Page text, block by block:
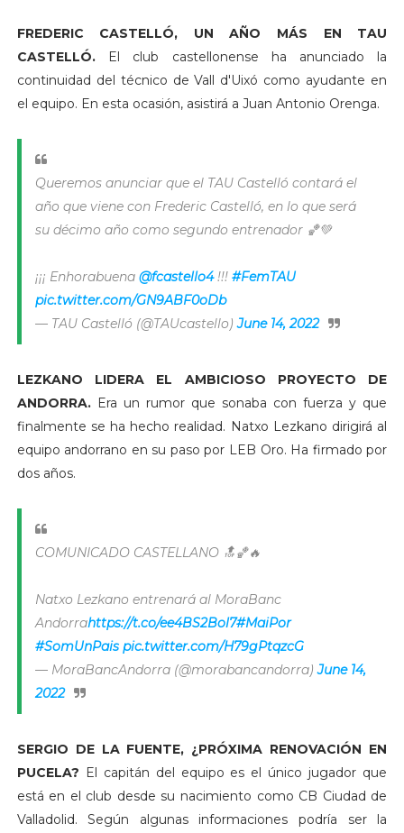
FREDERIC CASTELLÓ, UN AÑO MÁS EN TAU
CASTELLÓ.
El club castellonense ha anunciado la
continuidad del técnico de Vall d'Uixó como ayudante en
el equipo. En esta ocasión, asistirá a Juan Antonio Orenga.
Queremos anunciar que el TAU Castelló contará el
año que viene con Frederic Castelló, en lo que será
su décimo año como segundo entrenador 🏀💚
¡¡¡ Enhorabuena @fcastello4!!! #FemTAU
pic.twitter.com/GN9ABF0oDb
— TAU Castelló (@TAUcastello)June 14, 2022
LEZKANO LIDERA EL AMBICIOSO PROYECTO DE
ANDORRA.Era un rumor que sonaba con fuerza y que
finalmente se ha hecho realidad. Natxo Lezkano dirigirá al
equipo andorrano en su paso por LEB Oro. Ha firmado por
dos años.
COMUNICADO CASTELLANO 🔝🏀🔥
Natxo Lezkano entrenará al MoraBanc
Andorrahttps://t.co/ee4BS2Bol7#MaiPor
#SomUnPais pic.twitter.com/H79gPtqzcG
— MoraBancAndorra (@morabancandorra)June 14,
2022
SERGIO DE LA FUENTE, ¿PRÓXIMA RENOVACIÓN EN
PUCELA? El capitán del equipo es el único jugador que
está en el club desde su nacimiento como CB Ciudad de
Valladolid. Según algunas informaciones podría ser la